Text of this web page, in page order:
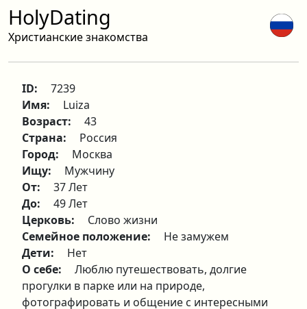
HolyDating
Христианские знакомства
ID:
7239
Имя:
Luiza
Возраст:
43
Страна:
Россия
Город:
Москва
Ищу:
Мужчину
От:
37 Лет
До:
49 Лет
Церковь:
Слово жизни
Семейное положение:
Не замужем
Дети:
Нет
О себе:
Люблю путешествовать, долгие
прогулки в парке или на природе,
фотографировать и общение с интересными